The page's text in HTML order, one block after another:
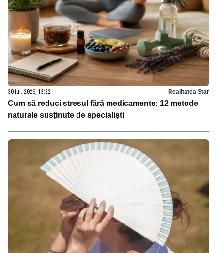
30 iul. 2026, 13:22 Realitatea Star
Cum să reduci stresul fără medicamente: 12 metode
naturale susținute de specialiști